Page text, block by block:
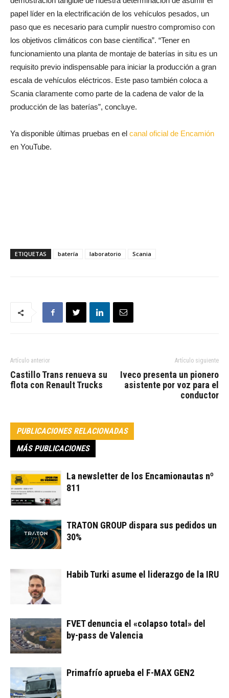
papel líder en la electrificación de los vehículos pesados, un
paso que es necesario para cumplir nuestro compromiso con
los objetivos climáticos con base científica”. “Tener en
funcionamiento una planta de montaje de baterías in situ es un
requisito previo indispensable para iniciar la producción a gran
escala de vehículos eléctricos. Este paso también coloca a
Scania claramente como parte de la cadena de valor de la
producción de las baterías”, concluye.
Ya disponible últimas pruebas en el canal oficial de Encamión
en YouTube.
ETIQUETAS batería laboratorio Scania
Artículo anterior
Castillo Trans renueva su
flota con Renault Trucks
Artículo siguiente
Iveco presenta un pionero
asistente por voz para el
conductor
PUBLICACIONES RELACIONADAS
MÁS PUBLICACIONES
La newsletter de los Encamionautas nº
811
TRATON GROUP dispara sus pedidos un
30%
Habib Turki asume el liderazgo de la IRU
FVET denuncia el «colapso total» del
by-pass de Valencia
Primafrío aprueba el F-MAX GEN2